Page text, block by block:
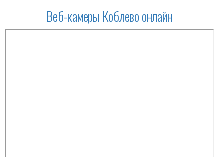
Веб-камеры Коблево онлайн